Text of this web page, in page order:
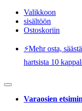
Valikkoon
sisältöön
Ostoskoriin
⚡️Mehr osta,
hartsista 10
Varaosien